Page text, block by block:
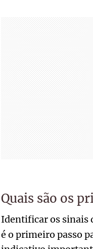
Quais são os
Identificar os sinais
é o primeiro passo